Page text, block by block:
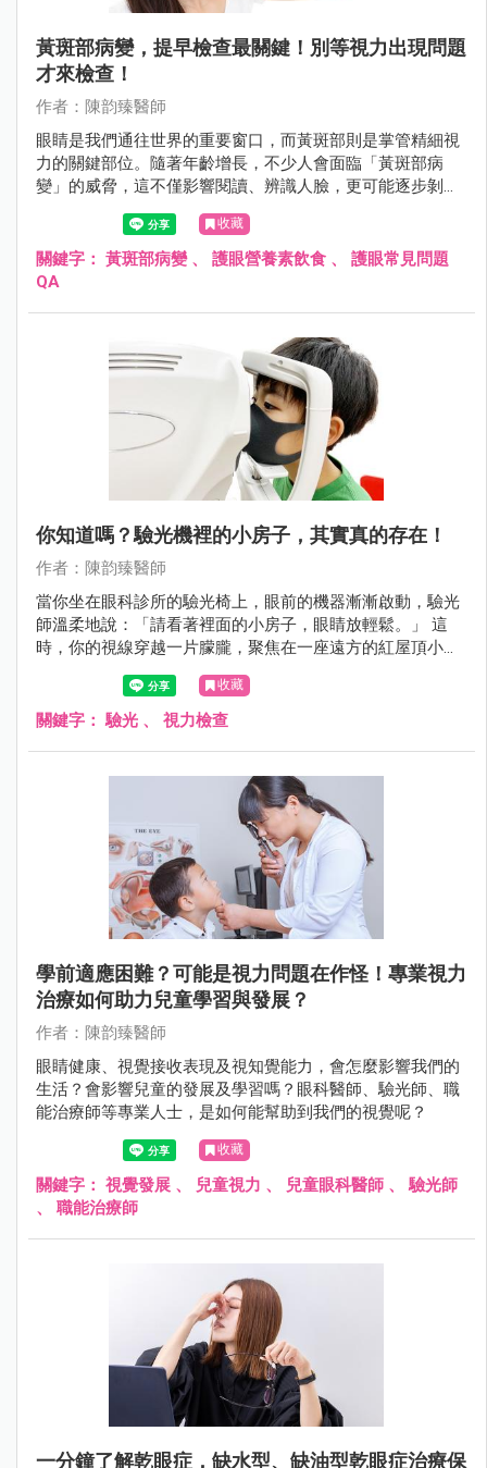
黃斑部病變，提早檢查最關鍵！別等視力出現問題
才來檢查！
作者：陳韵臻醫師
眼睛是我們通往世界的重要窗口，而黃斑部則是掌管精細視
力的關鍵部位。隨著年齡增長，不少人會面臨「黃斑部病
變」的威脅，這不僅影響閱讀、辨識人臉，更可能逐步剝奪
清晰的中央視力。根據研究，全球至2040年恐將有約4億人
受到此疾病影響。了解黃斑部病變的種類、症狀、成因及最
新治療方式，並從日常生活養成護眼習慣，是守護視力、延
緩病程惡化的第一步。
收藏
關鍵字： 黃斑部病變、 護眼營養素飲食 、 護眼常見問題
QA
你知道嗎？驗光機裡的小房子，其實真的存在！
作者：陳韵臻醫師
當你坐在眼科診所的驗光椅上，眼前的機器漸漸啟動，驗光
師溫柔地說：「請看著裡面的小房子，眼睛放輕鬆。」 這
時，你的視線穿越一片朦朧，聚焦在一座遠方的紅屋頂小教
堂上，彷彿置身異地，短暫逃離現實。但你知道嗎？這座小
房子，其實真的存在，而且地點遙遠夢幻——它來自冰島的
斯奈山半島，名為 Ingjaldshólskirkja，是一座歷史悠久、風
收藏
關鍵字：驗光 、 視力檢查
學前適應困難？可能是視力問題在作怪！專業視力
治療如何助力兒童學習與發展？
作者：陳韵臻醫師
眼睛健康、視覺接收表現及視知覺能力，會怎麼影響我們的
生活？會影響兒童的發展及學習嗎？眼科醫師、驗光師、職
能治療師等專業人士，是如何能幫助到我們的視覺呢？
收藏
關鍵字： 視覺發展 、 兒童視力 、 兒童眼科醫師 、驗光師
、 職能治療師
一分鐘了解乾眼症，​​​​​​​缺水型、缺油型乾眼症治療保